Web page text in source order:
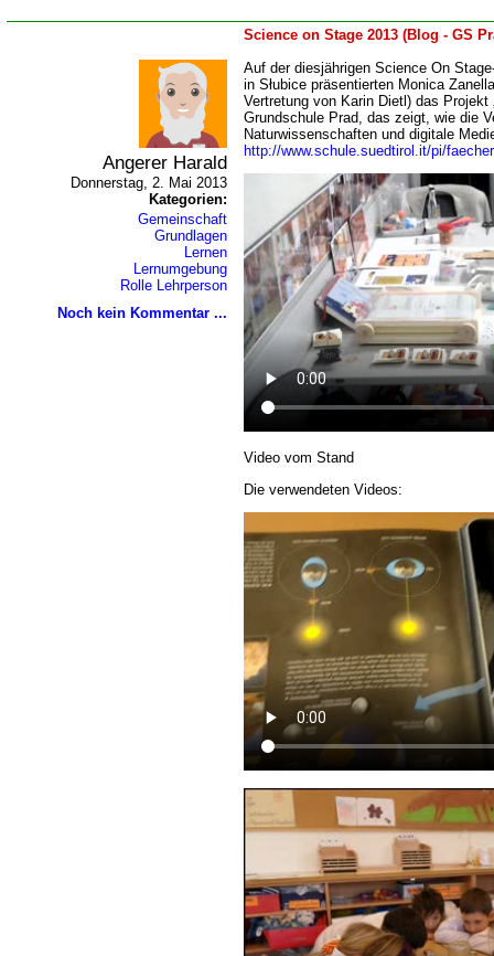
Science on Stage 2013 (Blog - GS
Angerer Harald
Donnerstag, 2. Mai 2013
Kategorien:
Gemeinschaft
Grundlagen
Lernen
Lernumgebung
Rolle Lehrperson
Noch kein Kommentar ...
Auf der diesjährigen Science On
in Słubice präsentierten Monica
Vertretung von Karin Dietl) das Projekt
Grundschule Prad, das zeigt, wie die
Naturwissenschaften und digitale
http://www.schule.suedtirol.it/pi/
Video vom Stand
Die verwendeten Videos: